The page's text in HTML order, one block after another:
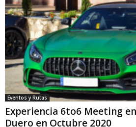
Eventos y Rutas
Experiencia 6to6 Meeting
Duero en Octubre 2020